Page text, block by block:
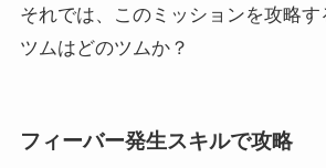
それでは、このミッションを攻略
ツムはどのツムか？
フィーバー発生スキルで攻略